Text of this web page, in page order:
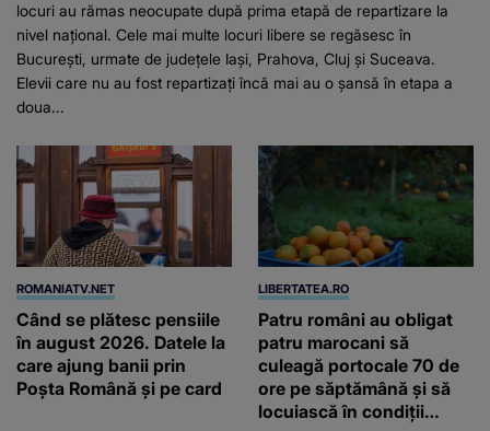
locuri au rămas neocupate după prima etapă de repartizare la
nivel național. Cele mai multe locuri libere se regăsesc în
București, urmate de județele Iași, Prahova, Cluj și Suceava.
Elevii care nu au fost repartizați încă mai au o șansă în etapa a
doua...
ROMANIATV.NET
Când se plătesc pensiile
în august 2026. Datele la
care ajung banii prin
Poșta Română și pe card
LIBERTATEA.RO
Patru români au obligat
patru marocani să
culeagă portocale 70 de
ore pe săptămână și să
locuiască în condiții